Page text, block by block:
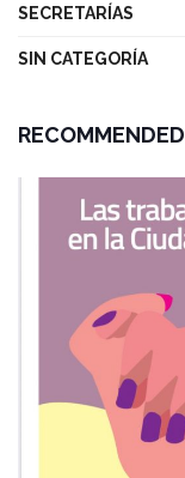
SECRETARÍAS
SIN CATEGORÍA
RECOMMENDED